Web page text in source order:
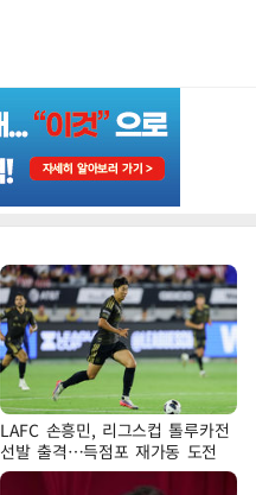
LAFC 손흥민, 리그스컵 톨루카전
선발 출격…득점포 재가동 도전